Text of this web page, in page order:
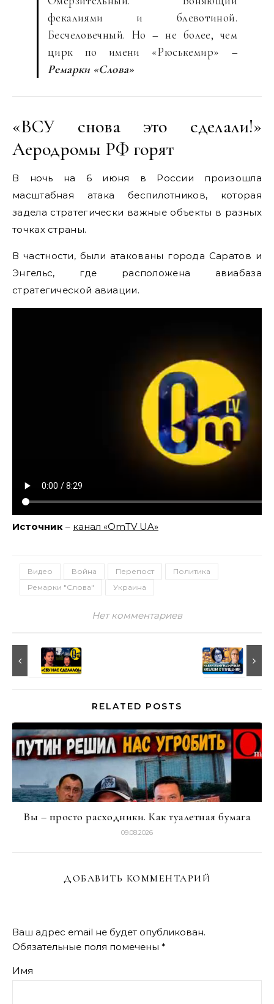
фекалиями и блевотиной.
Бесчеловечный. Но – не более, чем
цирк по имени «Рюськемир» –
Ремарки «Слова»
«ВСУ снова это сделали!»
Аеродромы РФ горят
В ночь на 6 июня в России произошла
масштабная атака беспилотников, которая
задела стратегически важные объекты в разных
точках страны.
В частности, были атакованы города Саратов и
Энгельс, где расположена авиабаза
стратегической авиации.
Источник – канал «OmTV UA»
Видео Война Перепост
Политика
Ремарки "Слова"
Украина
Нет комментариев
RELATED POSTS
Вы – просто расходники. Как туалетная бумага
09.08.2026
ДОБАВИТЬ КОММЕНТАРИЙ
Ваш адрес email не будет опубликован.
Обязательные поля помечены *
Имя